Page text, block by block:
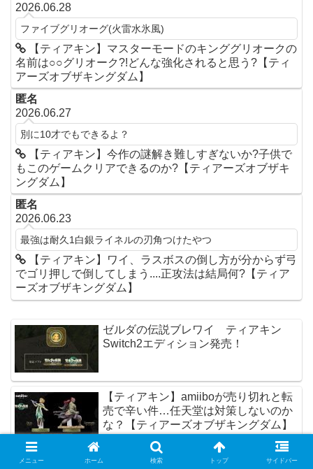
2026.06.28
ファイブグリオーグ(火雷水氷風)
【ティアキン】マスターモードのキンググリオークの
名前は○○グリオーク?!どんな強化されると思う?【ティ
アーズオブザキングダム】
匿名
2026.06.27
別に10才でもできるよ？
【ティアキン】今作の謎解き難しすぎないか?子供で
もこのゲームクリアできるのか?【ティアーズオブザキ
ングダム】
匿名
2026.06.23
最強は耐久1白銀ライネルの刃角つけたやつ
【ティアキン】ワイ、ラスボスの倒し方が分からず弓
でゴリ押しで倒してしまう....正攻法は結局何?【ティア
ーズオブザキングダム】
ゼルダの伝説ブレワイ ティアキン
Switch2エディション発売！
【ティアキン】amiiboが売り切れと転
売で辛い件…任天堂は対策しないのか
な？【ティアーズオブザキングダム】
【ティアキン】スクラビルド要素ちょ
メニュー ホーム 検索 トップ サイドバー